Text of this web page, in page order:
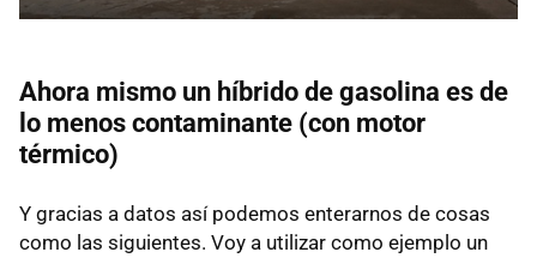
Ahora mismo un híbrido de gasolina es de
lo menos contaminante (con motor
térmico)
Y gracias a datos así podemos enterarnos de cosas
como las siguientes. Voy a utilizar como ejemplo un